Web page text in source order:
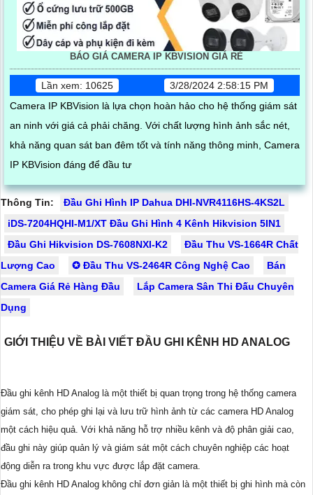
BÁO GIÁ CAMERA IP KBVISION GIÁ RÈ
Lần xem: 10625
3/28/2024 2:58:15 PM
Camera IP KBVision là lựa chọn hoàn hảo cho hệ thống giám sát
an ninh với giá cả phải chăng. Với chất lượng hình ảnh sắc nét,
khả năng quan sát ban đêm tốt và tính năng thông minh, Camera
IP KBVision đáng để đầu tư
Thông Tin:
Đầu Ghi Hình IP Dahua DHI-NVR4116HS-4KS2L
iDS-7204HQHI-M1/XT Đầu Ghi Hình 4 Kênh Hikvision 5IN1
Đầu Ghi Hikvision DS-7608NXI-K2
Đầu Thu VS-1664R Chất
Lượng Cao
✪ Đầu Thu VS-2464R Công Nghệ Cao
Bán
Camera Giá Rẻ Hàng Đầu
Lắp Camera Sân Thi Đấu Chuyên
Dụng
GIỚI THIỆU VỀ BÀI VIẾT ĐẦU GHI KÊNH HD ANALOG
Đầu ghi kênh HD Analog là một thiết bị quan trọng trong hệ thống camera
giám sát, cho phép ghi lại và lưu trữ hình ảnh từ các camera HD Analog
một cách hiệu quả. Với khả năng hỗ trợ nhiều kênh và độ phân giải cao,
đầu ghi này giúp quản lý và giám sát một cách chuyên nghiệp các hoạt
động diễn ra trong khu vực được lắp đặt camera.
Đầu ghi kênh HD Analog không chỉ đơn giản là một thiết bị ghi hình mà còn